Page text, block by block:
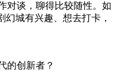
对谈，聊得比较随性。如
幻城有兴趣、想去打卡，
的创新者？